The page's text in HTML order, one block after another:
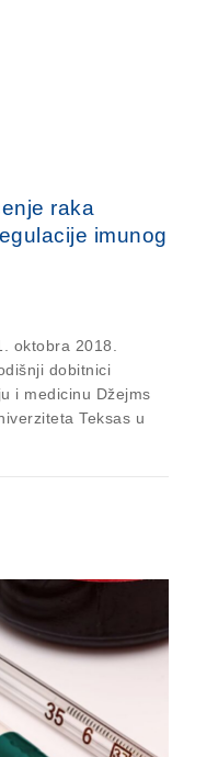
raka
imunog
oktobra 2018.
dobitnici
i medicinu Džejms
Teksas u